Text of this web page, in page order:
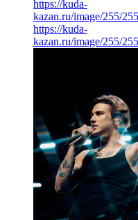
https://kuda-
kazan.ru/image/255/
https://kuda-
kazan.ru/image/255/